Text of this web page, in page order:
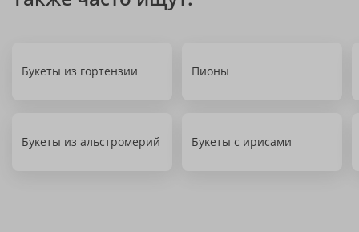
Букеты из гортензии Пионы
Букеты из альстромерий Букеты с ирисами